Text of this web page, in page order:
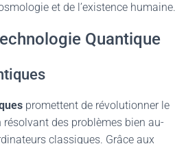
et de l’existence humaine.
Quantique
promettent de révolutionner le
des problèmes bien au-
classiques. Grâce aux